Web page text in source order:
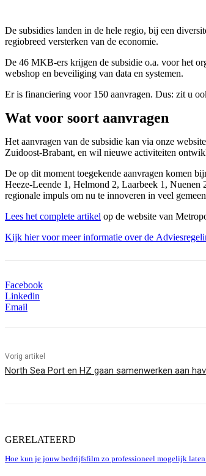
De subsidies landen in de hele regio, bij een
regiobreed versterken van de economie.
De 46 MKB-ers krijgen de subsidie o.a. voor het
webshop en beveiliging van data en systemen.
Er is financiering voor 150 aanvragen. Dus: zit u
Wat voor soort aanvragen
Het aanvragen van de subsidie kan via onze
Zuidoost-Brabant, en wil nieuwe activiteiten
De op dit moment toegekende aanvragen komen
Heeze-Leende 1, Helmond 2, Laarbeek 1, Nuenen
regionale impuls om nu te innoveren in veel
Lees het complete artikel op de website van
Kijk hier voor meer informatie over de
Facebook
Linkedin
Email
Vorig artikel
North Sea Port en HZ gaan samenwerken aan
GERELATEERD
Hoe kun je jouw bedrijfsfilm zo professioneel mogelijk laten